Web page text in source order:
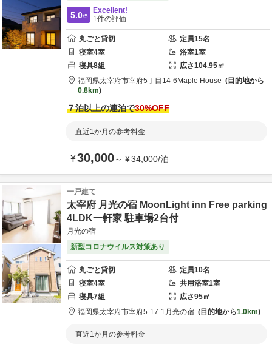
5.0/5
Excellent!
1件の評価
丸ごと貸切 定員15名
寝室4室 浴室1室
寝具8組 広さ104.95㎡
福岡県太宰府市宰府5丁目14-6 Maple House
目的地から
0.8km
７泊以上の連泊で30%OFF
直近1か月の参考料金
¥30,000～ ¥34,000/泊
一戸建て
太宰府 月光の宿 MoonLight inn Free parking
4LDK一軒家 駐車場2台付
月光の宿
新型コロナウイルス対策あり
丸ごと貸切 定員10名
寝室4室 共用浴室1室
寝具7組 広さ95㎡
福岡県太宰府市宰府5-17-1 月光の宿 目的地から1.0km
直近1か月の参考料金